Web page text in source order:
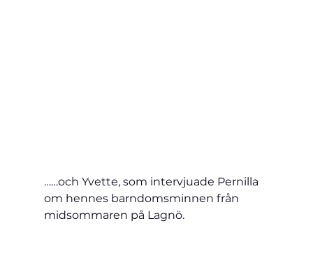
……och Yvette, som intervjuade Pernilla
om hennes barndomsminnen från
midsommaren på Lagnö.